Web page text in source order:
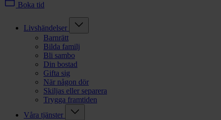
Boka tid
Livshändelser
Barnrätt
Bilda familj
Bli sambo
Din bostad
Gifta sig
När någon dör
Skiljas eller separera
Trygga framtiden
Våra tjänster